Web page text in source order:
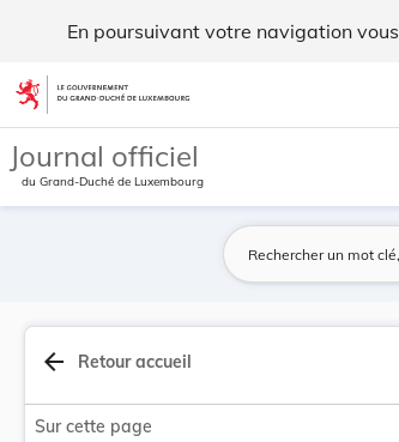
En poursuivant votre navigation
Aller au contenu
Journal officiel
du Grand-Duché de Luxembourg
arrow_back Retour accueil
Sur cette page